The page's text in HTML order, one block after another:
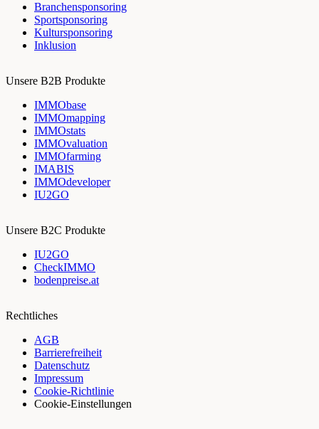
Branchensponsoring
Sportsponsoring
Kultursponsoring
Inklusion
Unsere B2B Produkte
IMMObase
IMMOmapping
IMMOstats
IMMOvaluation
IMMOfarming
IMABIS
IMMOdeveloper
IU2GO
Unsere B2C Produkte
IU2GO
CheckIMMO
bodenpreise.at
Rechtliches
AGB
Barrierefreiheit
Datenschutz
Impressum
Cookie-Richtlinie
Cookie-Einstellungen